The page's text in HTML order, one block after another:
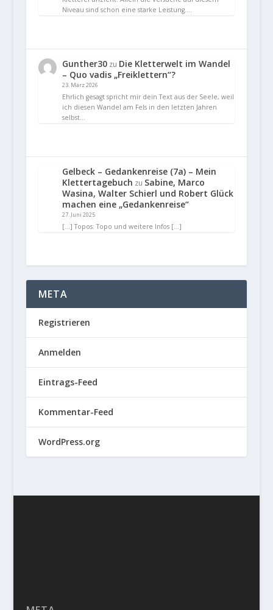
Niveau sind schon eine starke Leistung.…
Gunther30zu Die Kletterwelt im Wandel
– Quo vadis „Freiklettern“?
23. März 2026
Ehrlich gesagt spricht mir dein Text aus der Seele, weil
ich diesen Wandel am Fels in den letzten Jahren
selbst…
Gelbeck – Gedankenreise (7a) – Mein
Klettertagebuch zu Sabine, Marco
Wasina, Walter Schierl und Robert Glück
machen eine „Gedankenreise“
27. Juni 2025
[…] Topos: Topo und weitere Infos […]
META
Registrieren
Anmelden
Eintrags-Feed
Kommentar-Feed
WordPress.org